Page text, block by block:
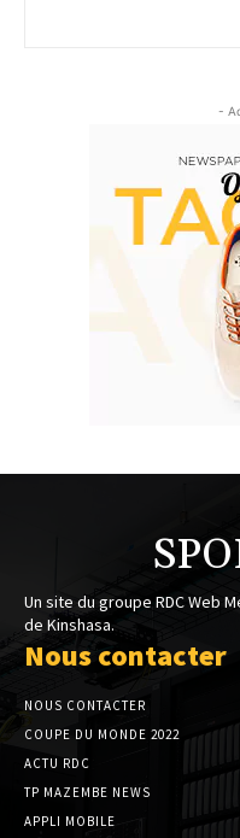
-
Un site du groupe RDC Web
de Kinshasa.
Nous contacter
NOUS CONTACTER
COUPE DU MONDE 2022
ACTU RDC
TP MAZEMBE NEWS
APPLI MOBILE